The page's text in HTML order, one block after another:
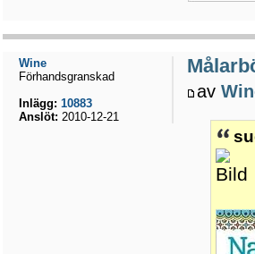
av
Wine
Förhandsgranskad
Inlägg: 10883
Anslöt: 2010-12-21